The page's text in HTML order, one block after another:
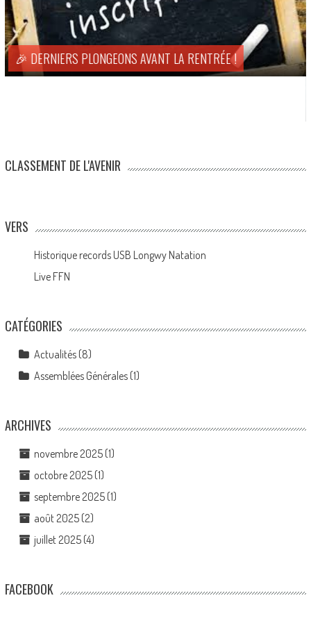
🎉 DERNIERS PLONGEONS AVANT LA RENTRÉE !
CLASSEMENT DE L'AVENIR
VERS
Historique records USB Longwy Natation
Live FFN
CATÉGORIES
Actualités(8)
Assemblées Générales(1)
ARCHIVES
novembre 2025(1)
octobre 2025(1)
septembre 2025(1)
août 2025(2)
juillet 2025(4)
FACEBOOK